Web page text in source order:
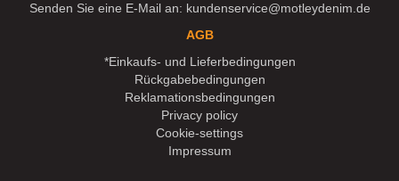
Senden Sie eine E-Mail an: kundenservice@motleydenim.de
AGB
*Einkaufs- und Lieferbedingungen
Rückgabebedingungen
Reklamationsbedingungen
Privacy policy
Cookie-settings
Impressum